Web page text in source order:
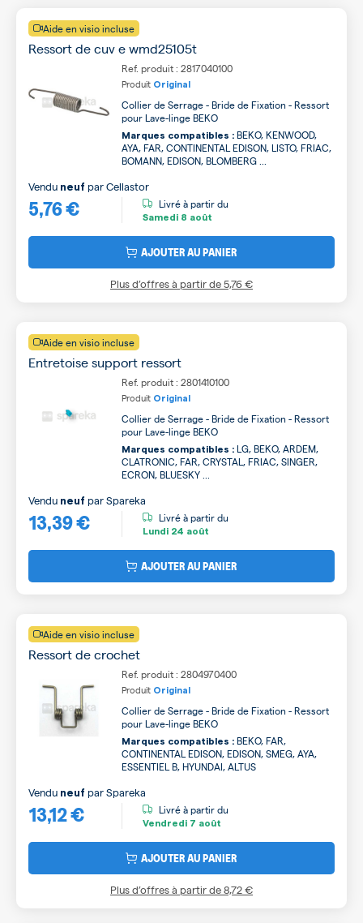
Aide en visio incluse
Ressort de cuv e wmd25105t
Ref. produit : 2817040100
Produit Original
Collier de Serrage - Bride de Fixation - Ressort
pour Lave-linge BEKO
Marques compatibles : BEKO, KENWOOD,
AYA, FAR, CONTINENTAL EDISON, LISTO, FRIAC,
BOMANN, EDISON, BLOMBERG ...
5,76 €
Vendu neuf parCellastor
Livré à partir du
Samedi 8 août
AJOUTER AU PANIER
Plus d’offres à partir de5,76 €
Aide en visio incluse
Entretoise support ressort
Ref. produit : 2801410100
Produit Original
Collier de Serrage - Bride de Fixation - Ressort
pour Lave-linge BEKO
Marques compatibles : LG, BEKO, ARDEM,
CLATRONIC, FAR, CRYSTAL, FRIAC, SINGER,
ECRON, BLUESKY ...
13,39 €
Vendu neuf parSpareka
Livré à partir du
Lundi 24 août
AJOUTER AU PANIER
Aide en visio incluse
Ressort de crochet
Ref. produit : 2804970400
Produit Original
Collier de Serrage - Bride de Fixation - Ressort
pour Lave-linge BEKO
Marques compatibles : BEKO, FAR,
CONTINENTAL EDISON, EDISON, SMEG, AYA,
ESSENTIEL B, HYUNDAI, ALTUS
13,12 €
Vendu neuf parSpareka
Livré à partir du
Vendredi 7 août
AJOUTER AU PANIER
Plus d’offres à partir de8,72 €